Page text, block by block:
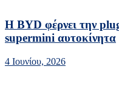
Η BYD φέρνει την
supermini αυτοκίνητα
4 Ιουνίου, 2026